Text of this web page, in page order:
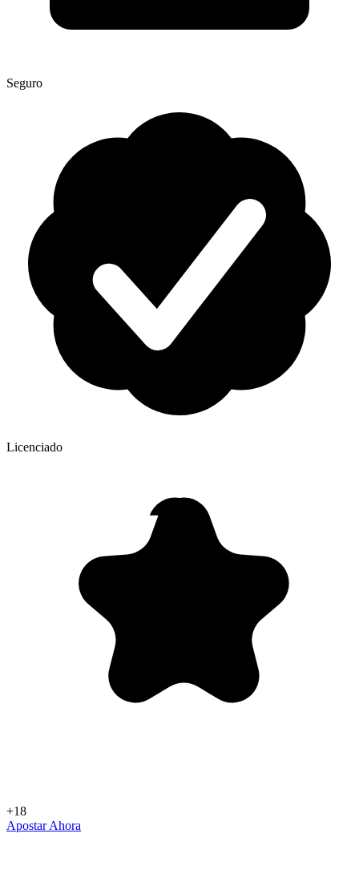
Seguro
Licenciado
+18
Apostar Ahora